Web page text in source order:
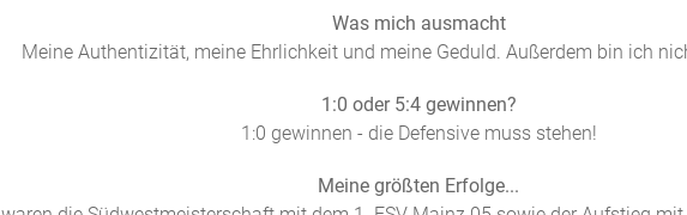
Was mich ausmacht
Meine Authentizität, meine Ehrlichkeit und meine Geduld. Außerdem bin ich
1:0 oder 5:4 gewinnen?
1:0 gewinnen - die Defensive muss stehen!
Meine größten Erfolge...